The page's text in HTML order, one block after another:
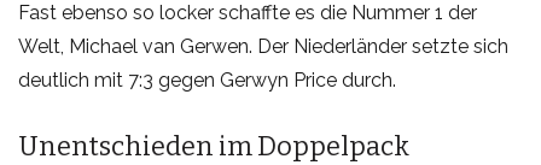
Fast ebenso so locker schaffte es die Nummer 1 der
Welt, Michael van Gerwen. Der Niederländer setzte sich
deutlich mit 7:3 gegen Gerwyn Price durch.
Unentschieden im Doppelpack